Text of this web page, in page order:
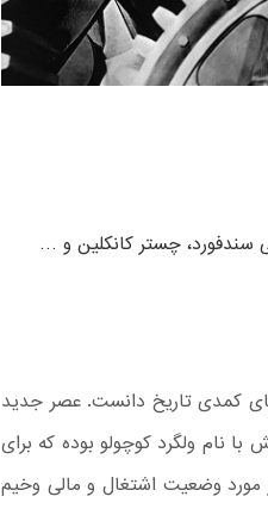
سندفورد، چستر کانکلین و …
های کمدی تاریخ دانست. عصر جدید
نام ولگرد کوچولو بوده که برای
وضعیت اشتغال و مالی وخیم